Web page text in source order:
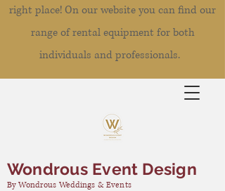
right place! On our website you can find our
range of rental equipment for both
individuals and professionals.
Wondrous Event Design
By Wondrous Weddings & Events